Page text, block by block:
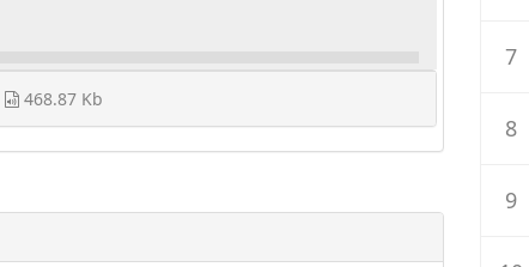
468.87 Kb
7
8
9